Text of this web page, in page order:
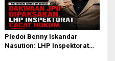
Pledoi Benny Iskandar
Nasution: LHP Inspektorat